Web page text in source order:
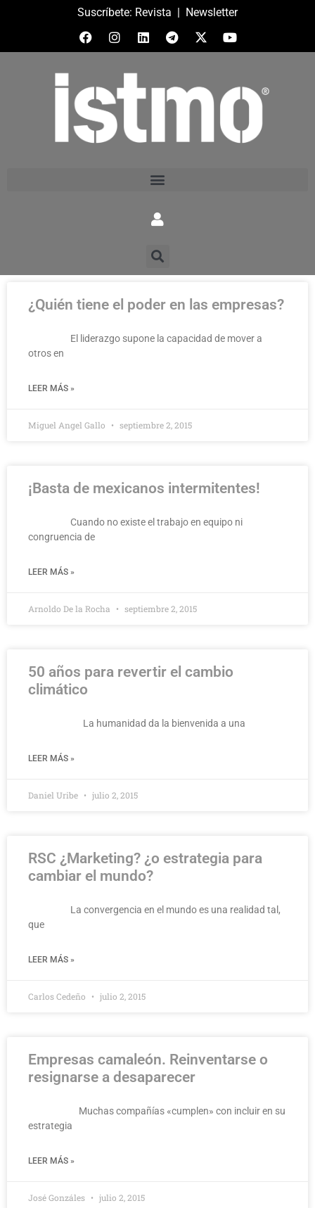
Suscríbete: Revista | Newsletter
¿Quién tiene el poder en las empresas?
El liderazgo supone la capacidad de mover a
otros en
LEER MÁS »
Miguel Angel Gallo septiembre 2, 2015
¡Basta de mexicanos intermitentes!
Cuando no existe el trabajo en equipo ni
congruencia de
LEER MÁS »
Arnoldo De la Rocha septiembre 2, 2015
50 años para revertir el cambio
climático
La humanidad da la bienvenida a una
LEER MÁS »
Daniel Uribe julio 2, 2015
RSC ¿Marketing? ¿o estrategia para
cambiar el mundo?
La convergencia en el mundo es una realidad tal,
que
LEER MÁS »
Carlos Cedeño julio 2, 2015
Empresas camaleón. Reinventarse o
resignarse a desaparecer
Muchas compañías «cumplen» con incluir en su
estrategia
LEER MÁS »
José Gonzáles julio 2, 2015